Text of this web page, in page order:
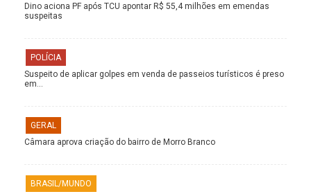
Dino aciona PF após TCU apontar R$ 55,4 milhões em emendas
suspeitas
POLÍCIA
Suspeito de aplicar golpes em venda de passeios turísticos é preso
em…
GERAL
Câmara aprova criação do bairro de Morro Branco
BRASIL/MUNDO